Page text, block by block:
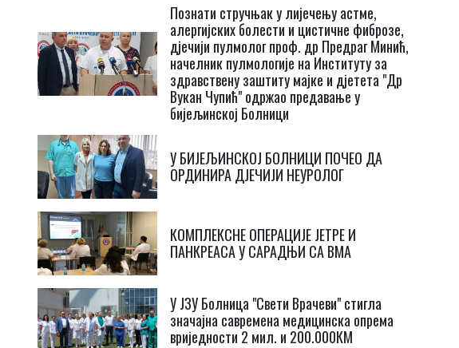
Познати стручњак у лијечењу астме,
алергијских болести и цистичне фиброзе,
дјечији пулмолог проф. др Предраг Минић,
начелник пулмологије на Институту за
здравствену заштиту мајке и дјетета "Др
Вукан Чупић" одржао предавање у
бијељинској Болници
У БИЈЕЉИНСКОЈ БОЛНИЦИ ПОЧЕО ДА
ОРДИНИРА ДЈЕЧИЈИ НЕУРОЛОГ
КОМПЛЕКСНЕ ОПЕРАЦИЈЕ ЈЕТРЕ И
ПАНКРЕАСА У САРАДЊИ СА ВМА
У ЈЗУ Болница "Свети Врачеви" стигла
значајна савремена медицинска опрема
вриједности 2 мил. и 200.000КМ